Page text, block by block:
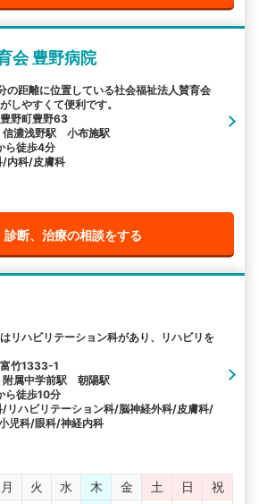
会 豊野病院
の距離に位置している社会福祉法人賛育会
しやすくて便利です。
野町豊野63
濃浅野駅 小布施駅
ら徒歩4分
/内科/皮膚科
診断、治療の相談をする
リハビリテーション科があり、リハビリを
竹1333-1
属中学前駅 朝陽駅
ら徒歩10分
/リハビリテーション科/脳神経外科/皮膚科/
児科/眼科/神経内科
月 火 水 木 金 土 日
祝